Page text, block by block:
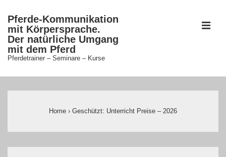
Zum
Inhalt
Pferde-Kommunikation
mit Körpersprache.
Der natürliche Umgang
mit dem Pferd
Pferdetrainer – Seminare – Kurse
Home › Geschützt: Unterricht Preise – 2026